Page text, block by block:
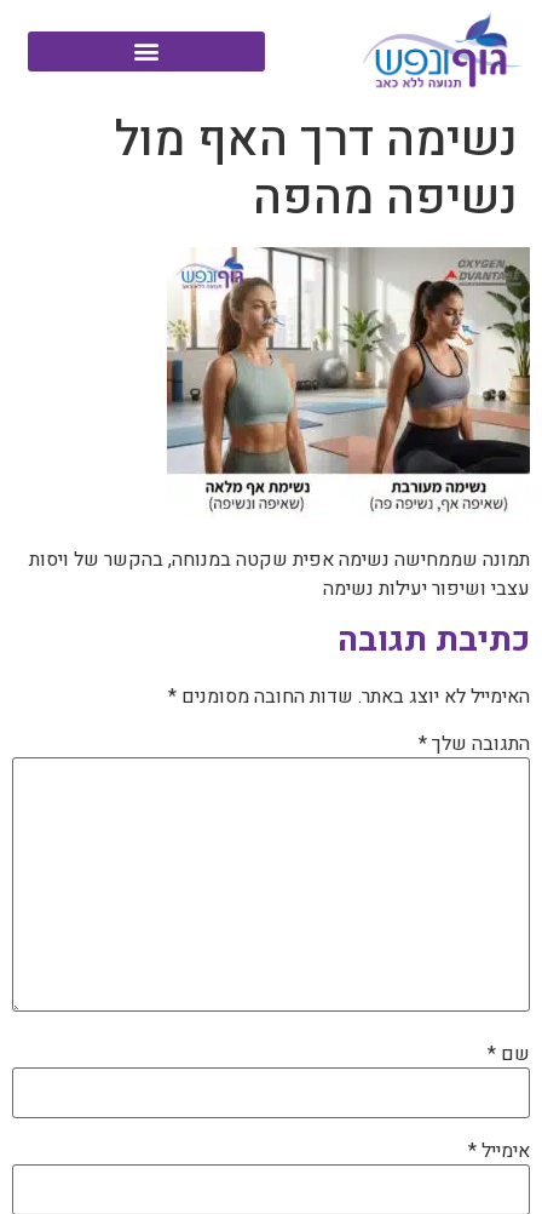
נשימה דרך האף מול
נשיפה מהפה
‏תמונה שממחישה נשימה אפית שקטה במנוחה, בהקשר של ויסות
עצבי ושיפור יעילות נשימה
כתיבת תגובה
האימייל לא יוצג באתר. שדות החובה מסומנים *
התגובה שלך*
שם *
אימייל*